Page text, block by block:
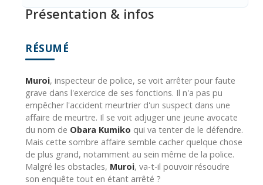
Présentation & infos
RÉSUMÉ
Muroi, inspecteur de police, se voit arrêter pour faute
grave dans l'exercice de ses fonctions. Il n'a pas pu
empêcher l'accident meurtrier d'un suspect dans une
affaire de meurtre. Il se voit adjuger une jeune avocate
du nom de Obara Kumiko qui va tenter de le défendre.
Mais cette sombre affaire semble cacher quelque chose
de plus grand, notamment au sein même de la police.
Malgré les obstacles, Muroi, va-t-il pouvoir résoudre
son enquête tout en étant arrêté ?